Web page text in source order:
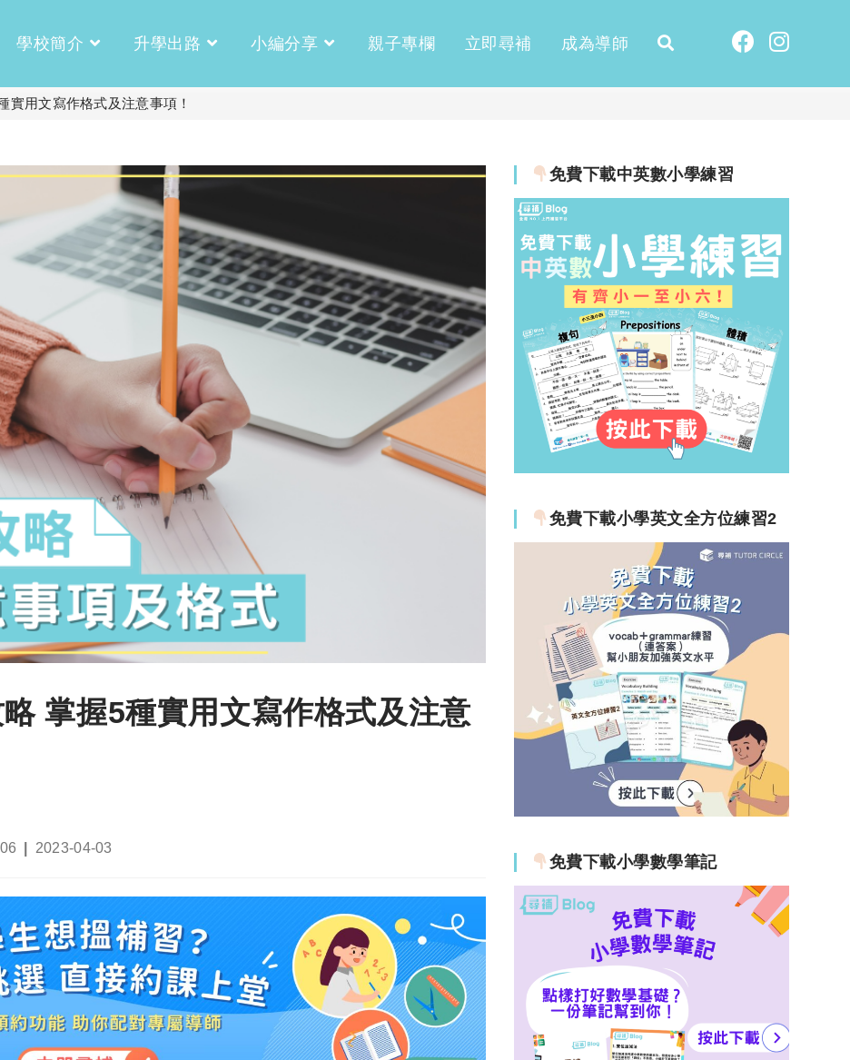
學校簡介 升學出路 小編分享 親子專欄 立即尋補 成為導師
實用文寫作格式及注意事項！
略 掌握5種實用文寫作格式及注意
Post
2023-04-03
免費下載中英數小學練習
免費下載小學英文全方位練習2
免費下載小學數學筆記